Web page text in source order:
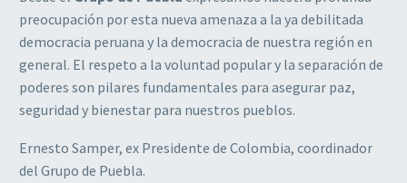
preocupación por esta nueva amenaza a la ya debilitada
democracia peruana y la democracia de nuestra región en
general. El respeto a la voluntad popular y la separación de
poderes son pilares fundamentales para asegurar paz,
seguridad y bienestar para nuestros pueblos.
Ernesto Samper, ex Presidente de Colombia, coordinador
del Grupo de Puebla.